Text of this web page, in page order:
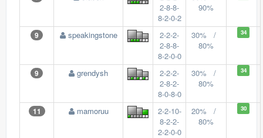
2-8-8-
8-2-0-2
90%
9 speakingstone
2-2-2-
2-8-8-
8-2-0-0
30% /
80%
34
9 grendysh
2-2-2-
2-8-2-
8-0-8-0
30% /
80%
34
11 mamoruu
2-2-10-
8-2-2-
2-2-0-0
20% /
80%
30